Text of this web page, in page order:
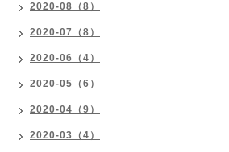
2020-08（8）
2020-07（8）
2020-06（4）
2020-05（6）
2020-04（9）
2020-03（4）